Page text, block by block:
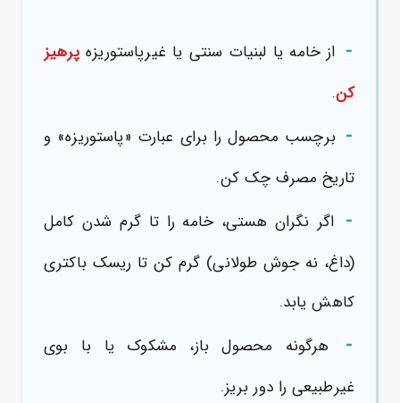
- از خامه یا لبنیات سنتی یا غیرپاستوریزهپرهیز
کن.
- برچسب محصول را برای عبارت «پاستوریزه» و
تاریخ مصرف چک کن.
- اگر نگران هستی، خامه را تا گرم شدن کامل
(داغ، نه جوش طولانی) گرم کن تا ریسک باکتری
کاهش یابد.
-
هرگونه محصول باز، مشکوک یا با بوی
غیرطبیعی را دور بریز.